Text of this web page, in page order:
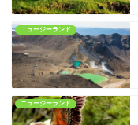
ニュージーランド
ニュージーランド